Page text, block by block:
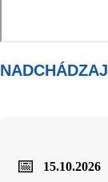
15.10.2026